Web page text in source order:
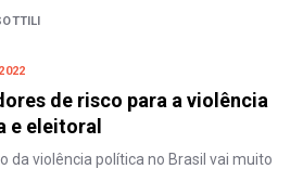
de risco para a violência
e eleitoral
da violência política no Brasil vai muito